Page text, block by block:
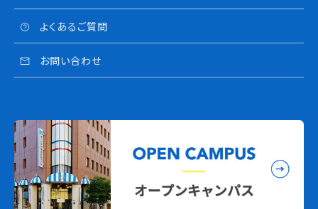
よくあるご質問
お問い合わせ